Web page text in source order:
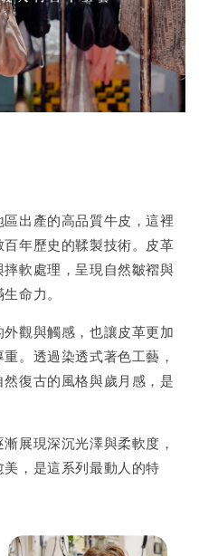
出產的高品質牛皮，這裡
年歷史的鞣製技術。皮革
軟處理，呈現自然皺褶與
命力。
觀與觸感，也讓皮革更加
。透過染透式著色工藝，
復古的風格與歲月感，是
展現深沉光澤與柔軟度，
，是這系列最動人的特